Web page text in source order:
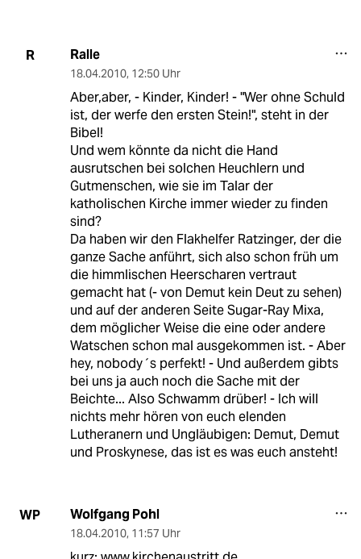
R Ralle
18.04.2010, 12:50 Uhr
Aber,aber, - Kinder, Kinder! - "Wer ohne Schuld
ist, der werfe den ersten Stein!", steht in der
Bibel!
Und wem könnte da nicht die Hand
ausrutschen bei solchen Heuchlern und
Gutmenschen, wie sie im Talar der
katholischen Kirche immer wieder zu finden
sind?
Da haben wir den Flakhelfer Ratzinger, der die
ganze Sache anführt, sich also schon früh um
die himmlischen Heerscharen vertraut
gemacht hat (- von Demut kein Deut zu sehen)
und auf der anderen Seite Sugar-Ray Mixa,
dem möglicher Weise die eine oder andere
Watschen schon mal ausgekommen ist. - Aber
hey, nobody´s perfekt! - Und außerdem gibts
bei uns ja auch noch die Sache mit der
Beichte... Also Schwamm drüber! - Ich will
nichts mehr hören von euch elenden
Lutheranern und Ungläubigen: Demut, Demut
und Proskynese, das ist es was euch ansteht!
WP Wolfgang Pohl
18.04.2010, 11:57 Uhr